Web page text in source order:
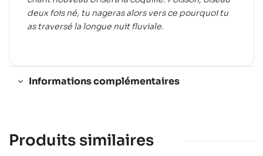
deux fois né, tu nageras alors vers ce pourquoi tu
as traversé la longue nuit fluviale.
Informations complémentaires
Produits similaires